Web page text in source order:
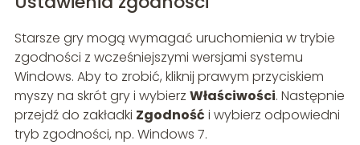
Starsze gry mogą wymagać uruchomienia w trybie
zgodności z wcześniejszymi wersjami systemu
Windows. Aby to zrobić, kliknij prawym przyciskiem
myszy na skrót gry i wybierz Właściwości. Następnie
przejdź do zakładki Zgodność i wybierz odpowiedni
tryb zgodności, np. Windows 7.